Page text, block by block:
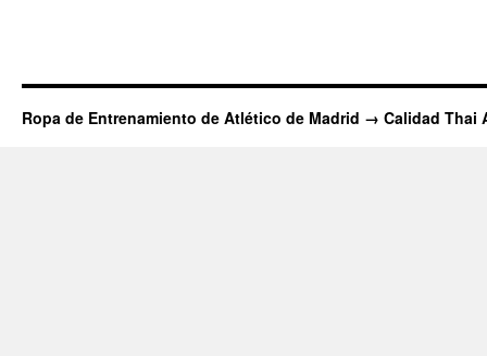
Ropa de Entrenamiento de Atlético de Madrid → Calidad Thai